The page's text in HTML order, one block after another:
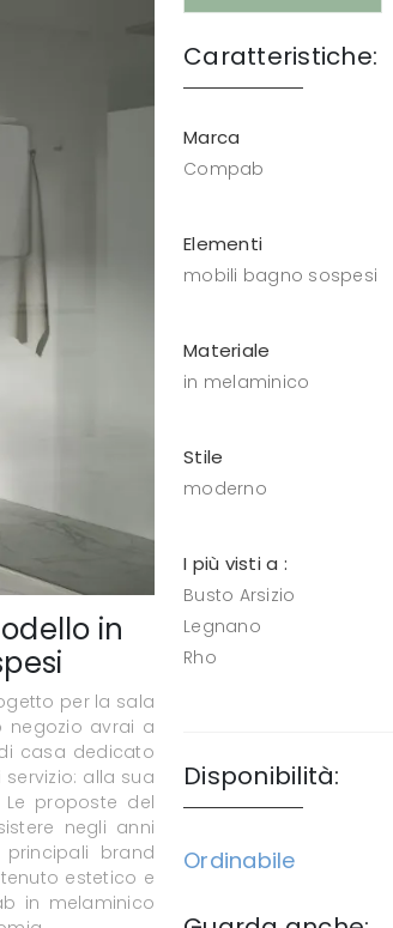
in
per la sala
negozio avrai a
casa dedicato
alla sua
proposte del
negli anni
brand
estetico e
in melaminico
Caratteristiche:
Marca
Compab
Elementi
mobili bagno sospesi
Materiale
in melaminico
Stile
moderno
I più visti a :
Busto Arsizio
Legnano
Rho
Disponibilità:
Ordinabile